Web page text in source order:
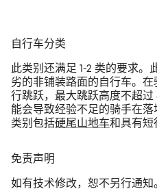
自行车分类
此类别还满足 1-2 类的要求
劣的非铺装路面的自行车。
行跳跃，最大跳跃高度不超
能会导致经验不足的骑手在
类别包括硬尾山地车和具有短
免责声明
如有技术修改，恕不另行通知